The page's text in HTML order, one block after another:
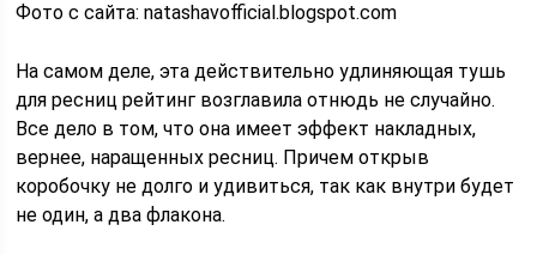
Фото с сайта: natashavofficial.blogspot.com
На самом деле, эта действительно удлиняющая тушь
для ресниц рейтинг возглавила отнюдь не случайно.
Все дело в том, что она имеет эффект накладных,
вернее, наращенных ресниц. Причем открыв
коробочку не долго и удивиться, так как внутри будет
не один, а два флакона.